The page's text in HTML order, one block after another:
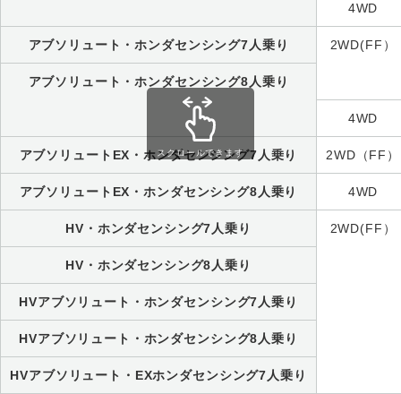
4WD
アブソリュート・ホンダセンシング7人乗り 2WD(FF）
アブソリュート・ホンダセンシング8人乗り
4WD
アブソリュートEX・ホンダセンシング7人乗り 2WD（FF）
アブソリュートEX・ホンダセンシング8人乗り 4WD
HV・ホンダセンシング7人乗り 2WD(FF）
HV・ホンダセンシング8人乗り
HVアブソリュート・ホンダセンシング7人乗り
HVアブソリュート・ホンダセンシング8人乗り
HVアブソリュート・EXホンダセンシング7人乗り
スクロールできます